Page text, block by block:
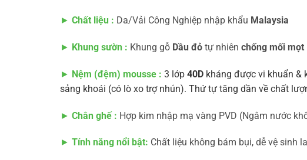
► Chất liệu : Da/Vải Công Nghiệp nhập khẩu Malaysia
► Khung sườn : Khung gỗ Dầu đỏ tự nhiên chống mối mọt
► Nệm (đệm) mousse : 3 lớp 40D kháng được vi khuẩn &
sảng khoái (có lò xo trợ nhún). Thứ tự tăng dần về chất
► Chân ghế : Hợp kim nhập mạ vàng PVD (Ngâm nước
► Tính năng nổi bật: Chất liệu không bám bụi, dễ vệ sinh